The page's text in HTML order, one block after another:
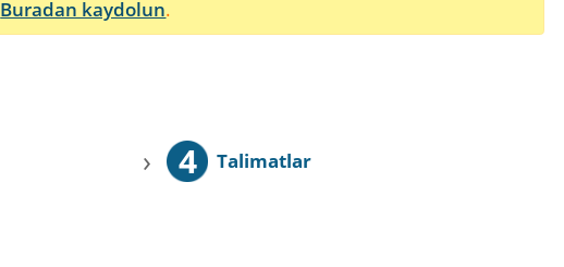
Buradan kaydolun.
› 4 Talimatlar